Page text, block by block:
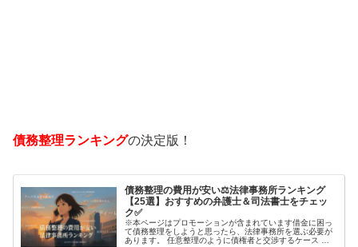
債務整理ランキングの決定版！
債務整理の費用が安い⚖️法律事務所ランキング
【25選】おすすめの弁護士＆司法書士をチェッ
ク✅
※本ページはプロモーションが含まれています借金に困っ
て債務整理をしようと思ったら、法律事務所を選ぶ必要が
あります。 任意整理のように債権者と交渉するケース 自